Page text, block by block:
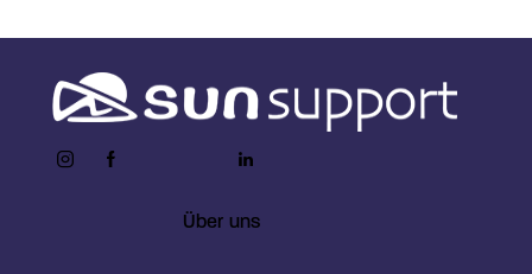
instagramfacebook- youtube2
linkedin
Über uns